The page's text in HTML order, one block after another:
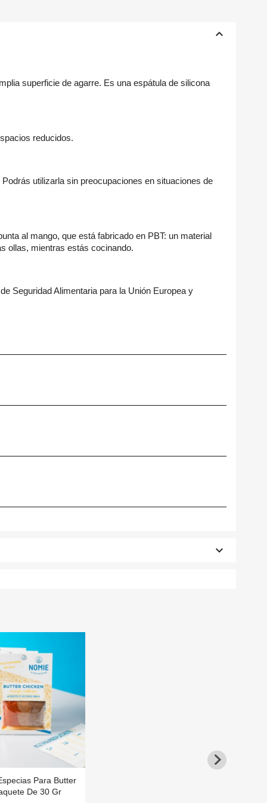
keyboard_arrow_up
superficie de agarre. Es una espátula de silicona
reducidos.
utilizarla sin preocupaciones en situaciones de
al mango, que está fabricado en PBT: un material
ollas, mientras estás cocinando.
Seguridad Alimentaria para la Unión Europea y
keyboard_arrow_down
Para Butter
De 30 Gr